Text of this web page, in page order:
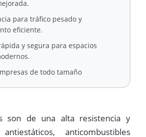
para tráfico pesado y
eficiente.
y segura para espacios
de todo tamaño
son de una alta resistencia y
anticombustibles